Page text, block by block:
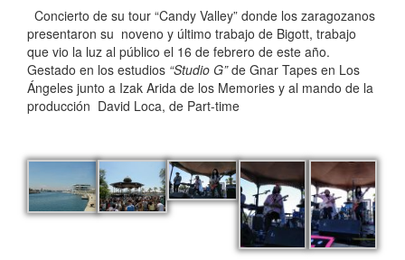
Concierto de su tour “Candy Valley” donde los zaragozanos
presentaron su noveno y último trabajo de Bigott, trabajo
que vio la luz al público el 16 de febrero de este año.
Gestado en los estudios “Studio G”de Gnar Tapes en Los
Ángeles junto a Izak Arida de los Memories y al mando de la
producción David Loca, de Part-time